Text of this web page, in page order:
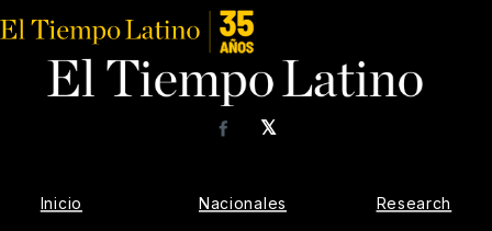
𝕏
Facebook
Inicio Nacionales Research